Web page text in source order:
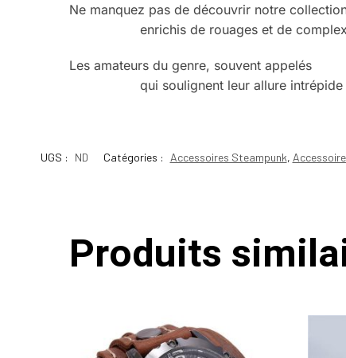
Ne manquez pas de découvrir notre
enrichis de rouages et de
Les amateurs du genre, souvent appelés
qui soulignent leur allure
UGS : ND Catégories : Accessoires Steampunk,
Produits